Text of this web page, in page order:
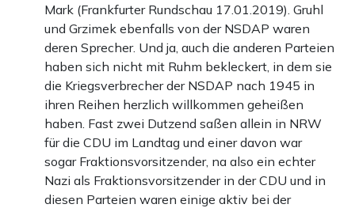
Mark (Frankfurter Rundschau 17.01.2019). Gruhl
und Grzimek ebenfalls von der NSDAP waren
deren Sprecher. Und ja, auch die anderen Parteien
haben sich nicht mit Ruhm bekleckert, in dem sie
die Kriegsverbrecher der NSDAP nach 1945 in
ihren Reihen herzlich willkommen geheißen
haben. Fast zwei Dutzend saßen allein in NRW
für die CDU im Landtag und einer davon war
sogar Fraktionsvorsitzender, na also ein echter
Nazi als Fraktionsvorsitzender in der CDU und in
diesen Parteien waren einige aktiv bei der